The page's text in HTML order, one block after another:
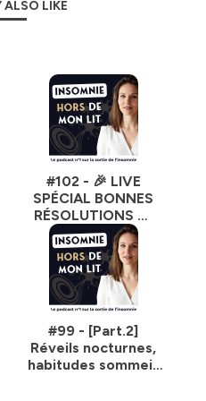
gagner du temps, de
ALSO LIKE
#102 - 🎉 LIVE
SPÉCIAL BONNES
RÉSOLUTIONS —
Sommeil &
Neurosciences
(replay)
#99 - [Part.2]
Réveils nocturnes,
habitudes sommeil,